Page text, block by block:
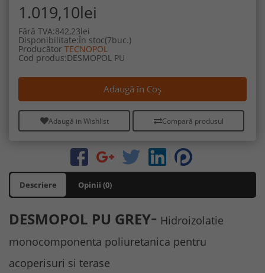
1.019,10lei
Fără TVA:842,23lei
Disponibilitate:În stoc(7buc.)
Producător TECNOPOL
Cod produs:DESMOPOL PU
Adaugă în Coş
Adaugă in Wishlist Compară produsul
Descriere Opinii (0)
DESMOPOL PU GREY- Hidroizolatie
monocomponenta poliuretanica pentru
acoperisuri si terase